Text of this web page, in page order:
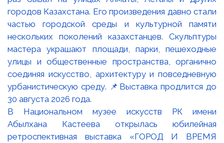
В Национальном музее искусств РК имени
Абылхана Кастеева открылась юбилейная
ретроспективная выставка «ГОРОД И ВРЕМЯ